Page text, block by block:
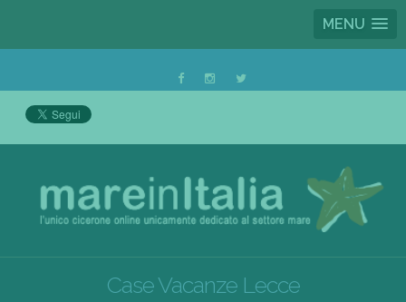
MENU
Case Vacanze Lecce